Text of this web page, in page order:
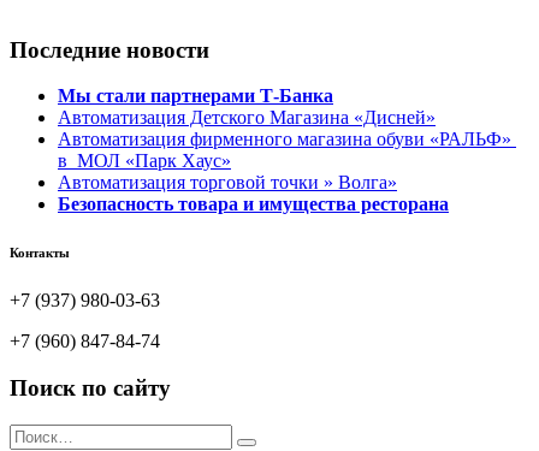
Последние новости
Мы стали партнерами Т-Банка
Автоматизация Детского Магазина «Дисней»
Автоматизация фирменного магазина обуви «РАЛЬФ»
в МОЛ «Парк Хаус»
Автоматизация торговой точки » Волга»
Безопасность товара и имущества ресторана
Контакты
+7 (937) 980-03-63
+7 (960) 847-84-74
Поиск по сайту